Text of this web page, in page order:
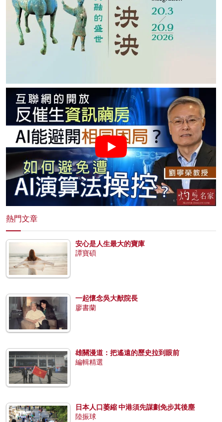
熱門文章
安心是人生最大的寶庫
譚寶碩
一起懷念吳大猷院長
廖書蘭
雄關漫道：把遙遠的歷史拉到眼前
編輯精選
日本人口萎縮 中港須先謀劃免步其後塵
陸振球